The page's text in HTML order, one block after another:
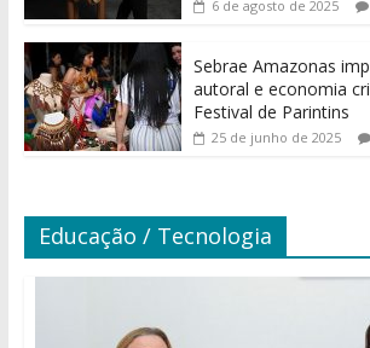
6 de agosto de 2025
Sebrae Amazonas
autoral e economia
Festival de Parintins
25 de junho de 2025
Educação / Tecnologia